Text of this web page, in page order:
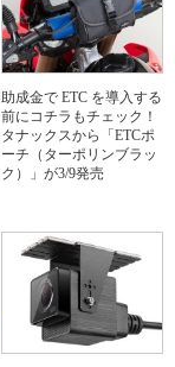
助成金で ETC を導入する
前にコチラもチェック！
タナックスから「ETCポ
ーチ（ターポリンブラッ
ク）」が3/9発売